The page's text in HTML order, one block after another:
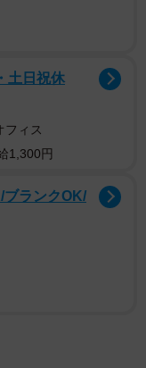
２８日現在。※撮
土日祝休
フィス
1,300円
ブランクOK/